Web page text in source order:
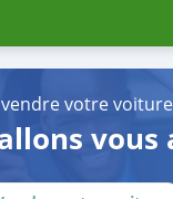
votre
vous